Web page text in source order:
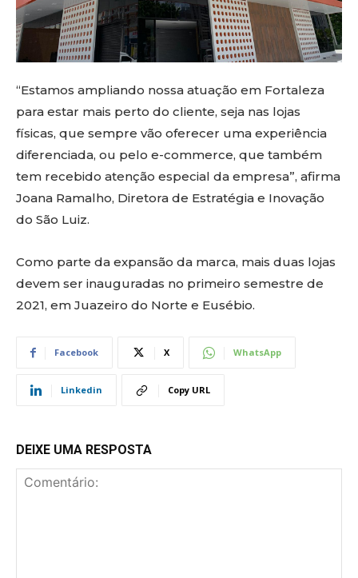
“Estamos ampliando nossa atuação em Fortaleza
para estar mais perto do cliente, seja nas lojas
físicas, que sempre vão oferecer uma experiência
diferenciada, ou pelo e-commerce, que também
tem recebido atenção especial da empresa”, afirma
Joana Ramalho, Diretora de Estratégia e Inovação
do São Luiz.
Como parte da expansão da marca, mais duas lojas
devem ser inauguradas no primeiro semestre de
2021, em Juazeiro do Norte e Eusébio.
Facebook X WhatsApp
Linkedin Copy URL
DEIXE UMA RESPOSTA